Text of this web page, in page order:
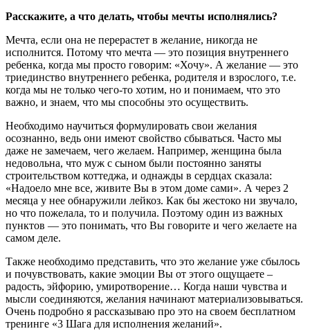
Расскажите, а что делать, чтобы мечты исполнялись?
Мечта, если она не перерастет в желание, никогда не
исполнится. Потому что мечта — это позиция внутреннего
ребенка, когда мы просто говорим: «Хочу». А желание — это
триединство внутреннего ребенка, родителя и взрослого, т.е.
когда мы не только чего-то хотим, но и понимаем, что это
важно, и знаем, что мы способны это осуществить.
Необходимо научиться формулировать свои желания
осознанно, ведь они имеют свойство сбываться. Часто мы
даже не замечаем, чего желаем. Например, женщина была
недовольна, что муж с сыном были постоянно заняты
строительством коттеджа, и однажды в сердцах сказала:
«Надоело мне все, живите Вы в этом доме сами». А через 2
месяца у нее обнаружили лейкоз. Как бы жестоко ни звучало,
но что пожелала, то и получила. Поэтому один из важных
пунктов — это понимать, что Вы говорите и чего желаете на
самом деле.
Также необходимо представить, что это желание уже сбылось
и почувствовать, какие эмоции Вы от этого ощущаете –
радость, эйфорию, умиротворение… Когда наши чувства и
мысли соединяются, желания начинают материализовываться.
Очень подробно я рассказываю про это на своем бесплатном
тренинге «3 Шага для исполнения желаний».